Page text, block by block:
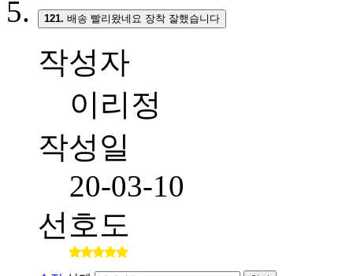
121. 배송 빨리왔네요 장착 잘했습니다
작성자
이리정
작성일
20-03-10
선호도